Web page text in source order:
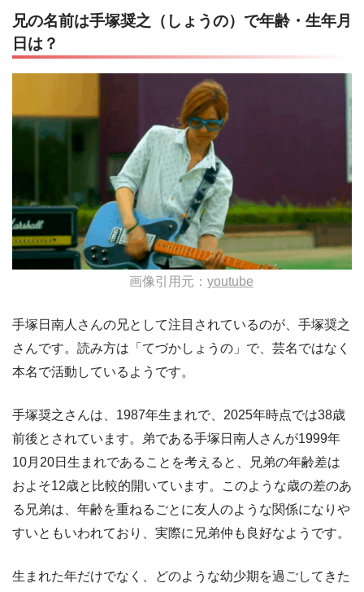
兄の名前は手塚奨之（しょうの）で年齢・生年月
日は？
画像引用元： youtube
手塚日南人さんの兄として注目されているのが、手塚奨之
さんです。読み方は「てづかしょうの」で、芸名ではなく
本名で活動しているようです。
手塚奨之さんは、1987年生まれで、2025年時点では38歳
前後とされています。弟である手塚日南人さんが1999年
10月20日生まれであることを考えると、兄弟の年齢差は
およそ12歳と比較的開いています。このような歳の差のあ
る兄弟は、年齢を重ねるごとに友人のような関係になりや
すいともいわれており、実際に兄弟仲も良好なようです。
生まれた年だけでなく、どのような幼少期を過ごしてきた